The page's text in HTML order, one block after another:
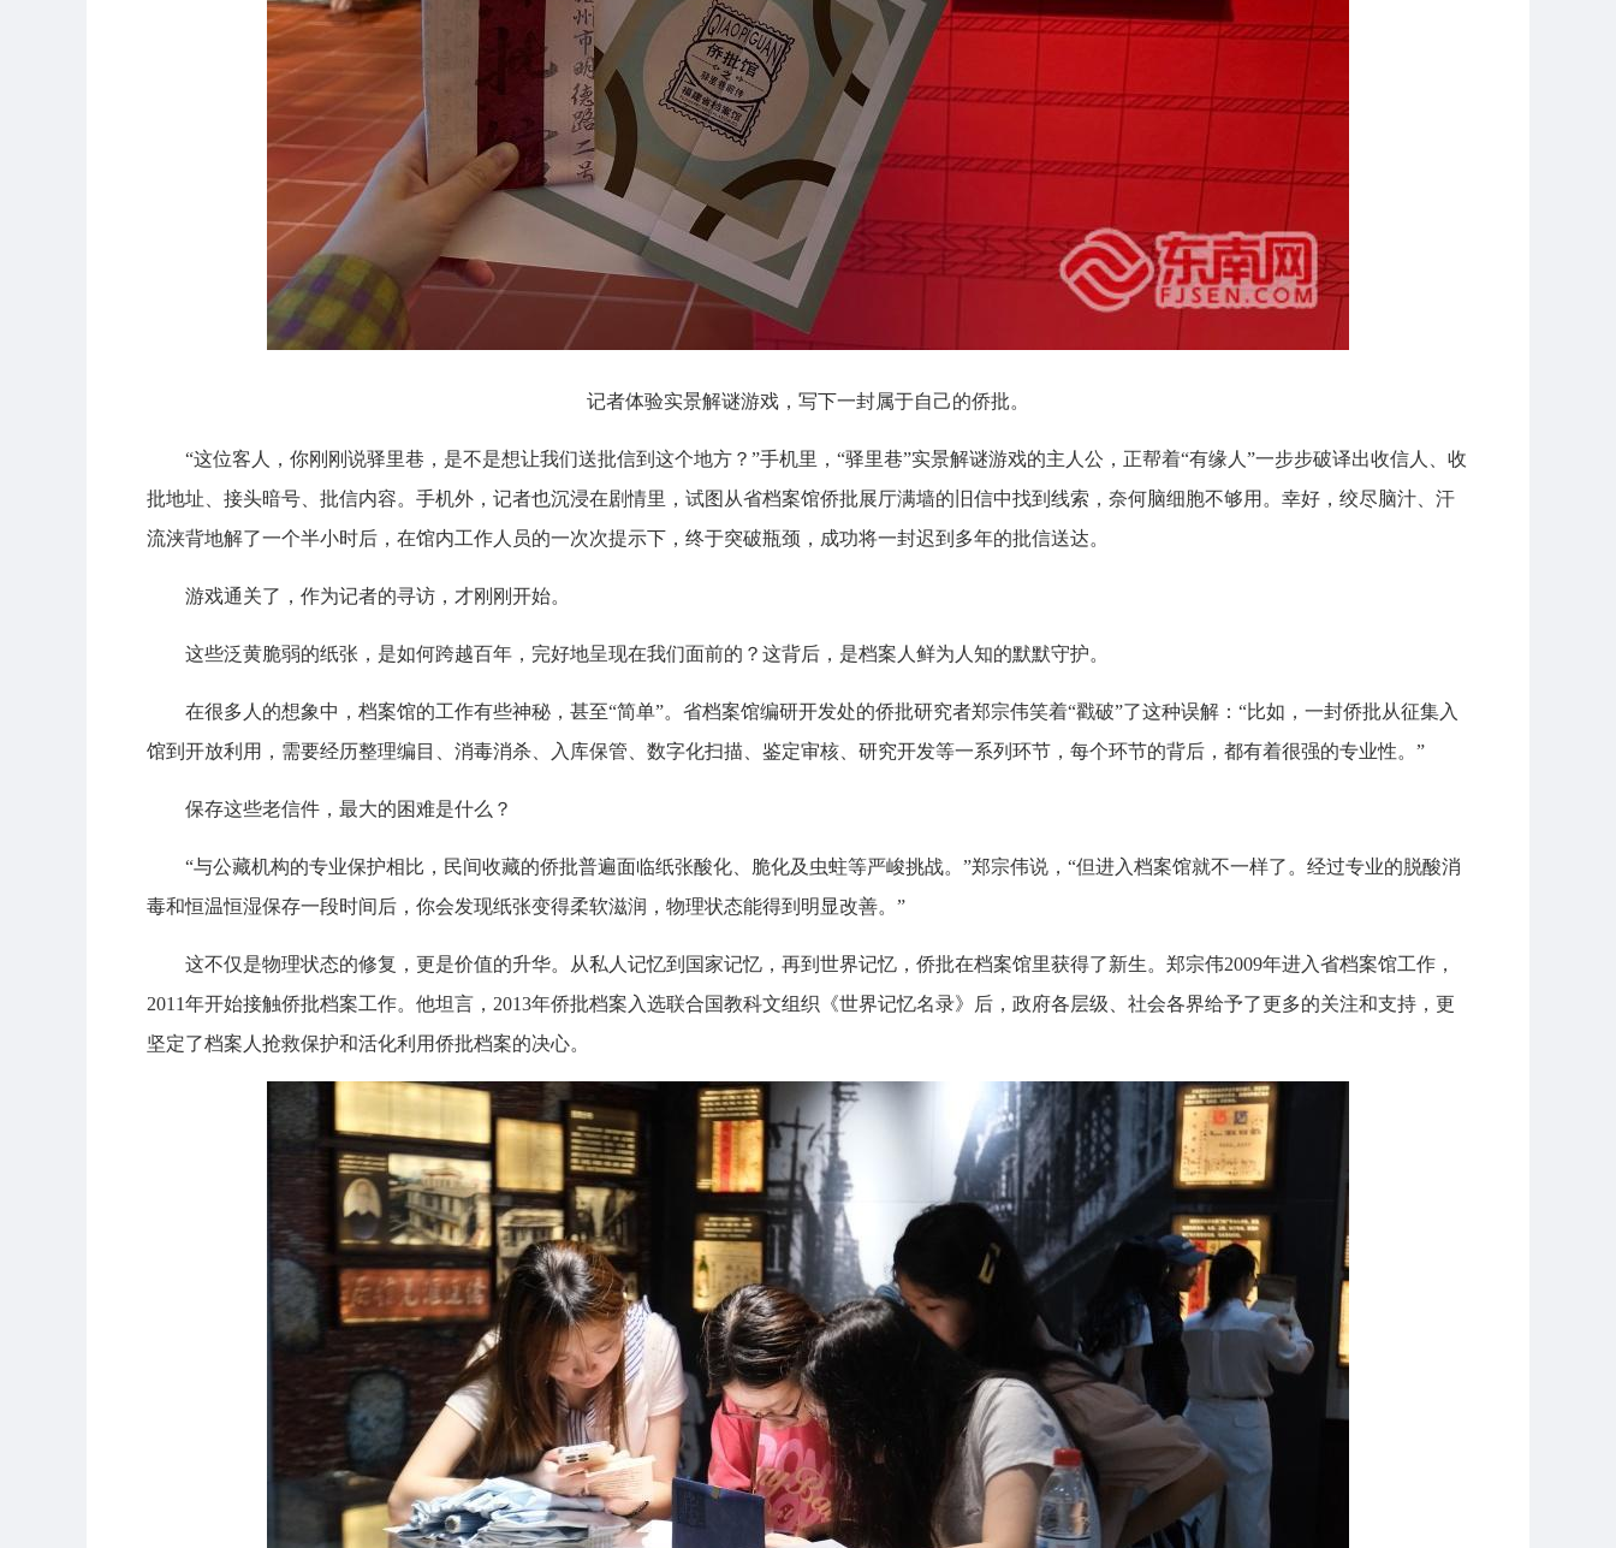
记者体验实景解谜游戏，写下一封属于自己的侨批。
“这位客人，你刚刚说驿里巷，是不是想让我们送批信到这个地方？”手机里，“驿里巷”实景解谜游戏的主人公，正帮着“有缘人”一步步破译出收信人、收
批地址、接头暗号、批信内容。手机外，记者也沉浸在剧情里，试图从省档案馆侨批展厅满墙的旧信中找到线索，奈何脑细胞不够用。幸好，绞尽脑汁、汗
流浃背地解了一个半小时后，在馆内工作人员的一次次提示下，终于突破瓶颈，成功将一封迟到多年的批信送达。
游戏通关了，作为记者的寻访，才刚刚开始。
这些泛黄脆弱的纸张，是如何跨越百年，完好地呈现在我们面前的？这背后，是档案人鲜为人知的默默守护。
在很多人的想象中，档案馆的工作有些神秘，甚至“简单”。省档案馆编研开发处的侨批研究者郑宗伟笑着“戳破”了这种误解：“比如，一封侨批从征集入
馆到开放利用，需要经历整理编目、消毒消杀、入库保管、数字化扫描、鉴定审核、研究开发等一系列环节，每个环节的背后，都有着很强的专业性。”
保存这些老信件，最大的困难是什么？
“与公藏机构的专业保护相比，民间收藏的侨批普遍面临纸张酸化、脆化及虫蛀等严峻挑战。”郑宗伟说，“但进入档案馆就不一样了。经过专业的脱酸消
毒和恒温恒湿保存一段时间后，你会发现纸张变得柔软滋润，物理状态能得到明显改善。”
这不仅是物理状态的修复，更是价值的升华。从私人记忆到国家记忆，再到世界记忆，侨批在档案馆里获得了新生。郑宗伟2009年进入省档案馆工作，
2011年开始接触侨批档案工作。他坦言，2013年侨批档案入选联合国教科文组织《世界记忆名录》后，政府各层级、社会各界给予了更多的关注和支持，更
坚定了档案人抢救保护和活化利用侨批档案的决心。